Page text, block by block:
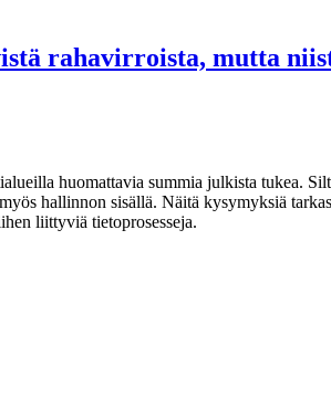
rahavirroista, mutta
huomattavia summia julkista tukea.
hallinnon sisällä. Näitä kysymyksiä
liittyviä tietoprosesseja.